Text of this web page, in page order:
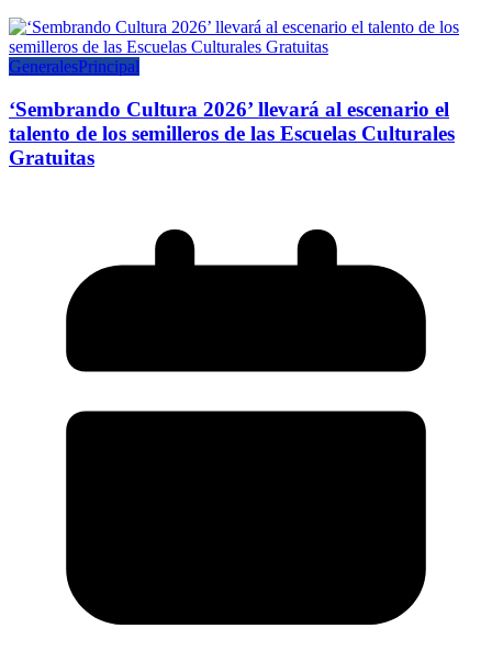
GeneralesPrincipal
‘Sembrando Cultura 2026’ llevará al escenario el
talento de los semilleros de las Escuelas Culturales
Gratuitas